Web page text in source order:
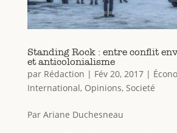
Standing Rock : entre conflit
et anticolonialisme
par Rédaction | Fév 20, 2017|
International, Opinions, Societé
Par Ariane Duchesneau